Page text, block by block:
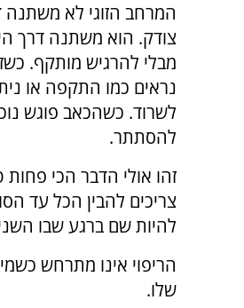
המרחב הזוגי לא משתנה
צודק. הוא משתנה דרך
מבלי להרגיש מותקף.
נראים כמו התקפה או
לשרוד. כשהכאב פוגש
להסתתר.
זהו אולי הדבר הכי פחות
צריכים להבין הכל עד
להיות שם ברגע שבו
הריפוי אינו מתרחש
שלו.